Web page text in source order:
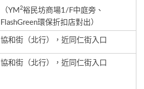
（YM2裕民坊商場1/F中庭旁、
FlashGreen環保折扣店對出）
協和街（北行），近同仁街入口
協和街（北行），近同仁街入口